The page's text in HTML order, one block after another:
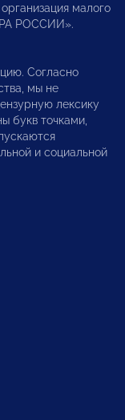
малого
РОССИИ».
Согласно
мы не
лексику
букв точками,
и социальной